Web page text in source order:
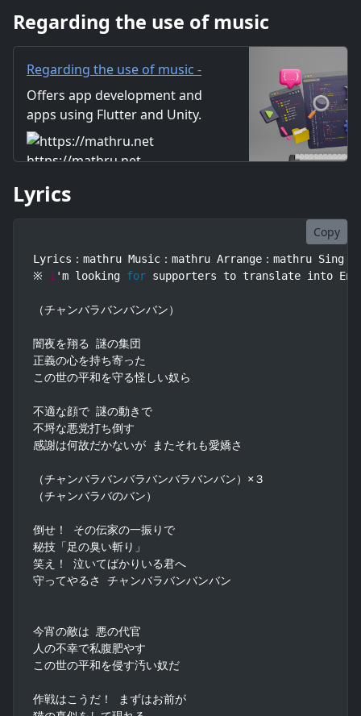
（チャンバラバのバン） 倒せ！
その伝家の一振りで 秘技「
Regarding the use of music
Regarding the use of music -
mathru.net | App
Development with Flutter,
Unity/Music and Video
Production/Material
Distribution
Offers app development and
apps using Flutter and Unity.
Includes information on music
and videos created by the
images and video materials.
We also accept orders for
https://mathru.net
Lyrics
Copy
Lyrics：mathru Music：mathru Arrange：mathru Sing：
※ I 'm looking for supporters to translate into
（チャンバラバンバンバン）
闇夜を翔る 謎の集団
正義の心を持ち寄った
この世の平和を守る怪しい奴ら
不適な顔で 謎の動きで
不埒な悪党打ち倒す
感謝は何故だかないが またそれも愛嬌さ
（チャンバラバンバラバンバラバンバン）×３
（チャンバラバのバン）
倒せ！ その伝家の一振りで
秘技「足の臭い斬り」
笑え！ 泣いてばかりいる君へ
守ってやるさ チャンバラバンバンバン
今宵の敵は 悪の代官
人の不幸で私腹肥やす
この世の平和を侵す汚い奴だ
作戦はこうだ！ まずはお前が